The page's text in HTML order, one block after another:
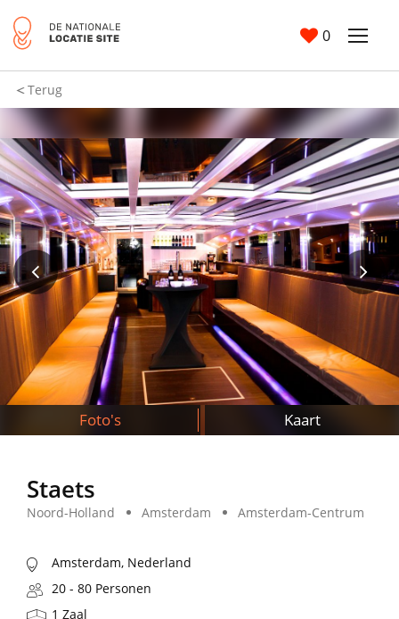
0
Terug
Foto's Kaart
Staets
Noord-Holland Amsterdam Amsterdam-Centrum
Amsterdam, Nederland
20 - 80 Personen
1 Zaal